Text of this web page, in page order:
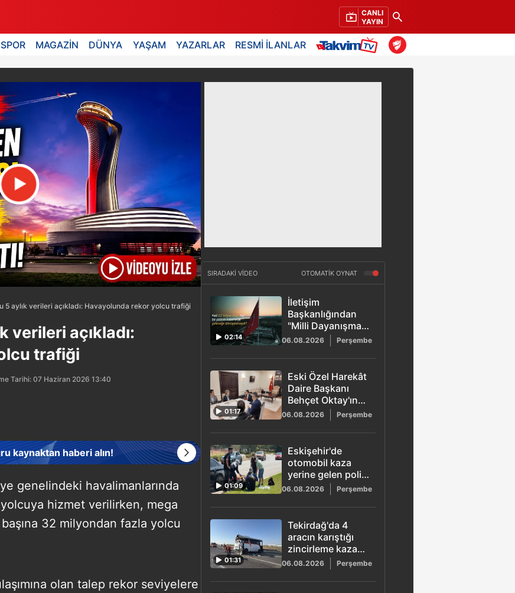
CANLI
YAYIN
SPOR MAGAZİN DÜNYA YAŞAM YAZARLAR RESMİ İLANLAR
5 aylık verileri açıkladı: Havayolunda rekor yolcu trafiği
verileri açıkladı:
trafiği
Tarihi: 07 Haziran 2026 13:40
kaynaktan haberi alın!
genelindeki havalimanlarında
hizmet verilirken, mega
32 milyondan fazla yolcu
olan talep rekor seviyelere
SIRADAKİ VİDEO OTOMATİK OYNAT
02:14
İletişim
Başkanlığından
"Milli Dayanışma"
kampanyası:
Terörün maliyeti
2,3 trilyon dolar
olarak açıklandı
06.08.2026 Perşembe
01:17
Eski Özel Harekât
Daire Başkanı
Behçet Oktay'ın
şüpheli ölümü
incelemede
06.08.2026 Perşembe
01:09
Eskişehir'de
otomobil kaza
yerine gelen polis
aracına çarptı: 2'si
güvenlik görevlisi
6 yaralı
06.08.2026 Perşembe
01:31
Tekirdağ'da 4
aracın karıştığı
zincirleme kazada
29 kişi yaralandı
06.08.2026 Perşembe